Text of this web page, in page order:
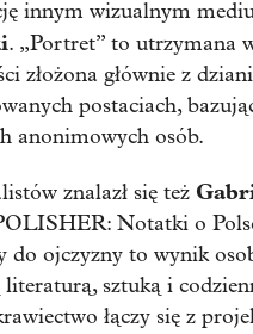
innym wizualnym
. „Portret” to utrzymana
złożona głównie z
postaciach,
anonimowych osób.
znalazł się też
Notatki o
do ojczyzny to wynik
literaturą, sztuką i
łączy się z